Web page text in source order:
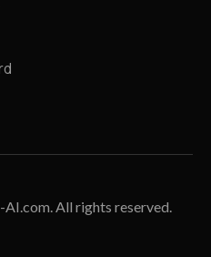
All rights reserved.